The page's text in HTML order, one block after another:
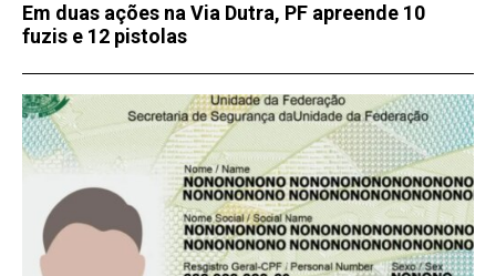
Em duas ações na Via Dutra, PF apreende 10
fuzis e 12 pistolas